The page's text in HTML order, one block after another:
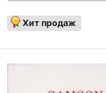
Хит продаж